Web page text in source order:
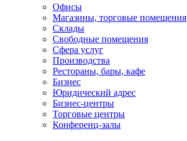
Офисы
Магазины, торговые помещения
Склады
Свободные помещения
Сфера услуг
Производства
Рестораны, бары, кафе
Бизнес
Юридический адрес
Бизнес-центры
Торговые центры
Конференц-залы